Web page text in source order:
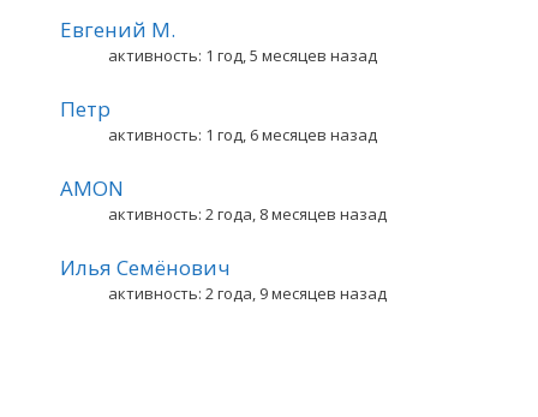
Евгений М.
активность: 1 год, 5 месяцев назад
Петр
активность: 1 год, 6 месяцев назад
AMON
активность: 2 года, 8 месяцев назад
Илья Семёнович
активность: 2 года, 9 месяцев назад